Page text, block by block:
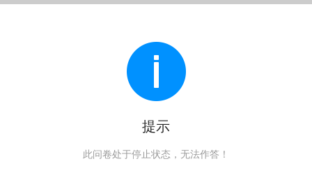
提示
此问卷处于停止状态，无法作答！